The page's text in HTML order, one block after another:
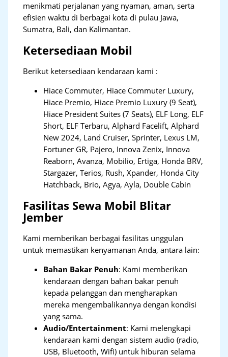
menikmati perjalanan yang nyaman, aman, serta
efisien waktu di berbagai kota di pulau Jawa,
Sumatra, Bali, dan Kalimantan.
Ketersediaan Mobil
Berikut ketersediaan kendaraan kami :
Hiace Commuter, Hiace Commuter Luxury,
Hiace Premio, Hiace Premio Luxury (9 Seat),
Hiace President Suites (7 Seats), ELF Long, ELF
Short, ELF Terbaru, Alphard Facelift, Alphard
New 2024, Land Cruiser, Sprinter, Lexus LM,
Fortuner GR, Pajero, Innova Zenix, Innova
Reaborn, Avanza, Mobilio, Ertiga, Honda BRV,
Stargazer, Terios, Rush, Xpander, Honda City
Hatchback, Brio, Agya, Ayla, Double Cabin
Fasilitas Sewa Mobil Blitar
Jember
Kami memberikan berbagai fasilitas unggulan
untuk memastikan kenyamanan Anda, antara lain:
Bahan Bakar Penuh: Kami memberikan
kendaraan dengan bahan bakar penuh
kepada pelanggan dan mengharapkan
mereka mengembalikannya dengan kondisi
yang sama.
Audio/Entertainment: Kami melengkapi
kendaraan kami dengan sistem audio (radio,
USB, Bluetooth, Wifi) untuk hiburan selama